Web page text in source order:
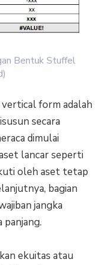
Bentuk Stuffel
form adalah
secara
dimulai
lancar seperti
oleh aset tetap
bagian
jangka
panjang.
ekuitas atau